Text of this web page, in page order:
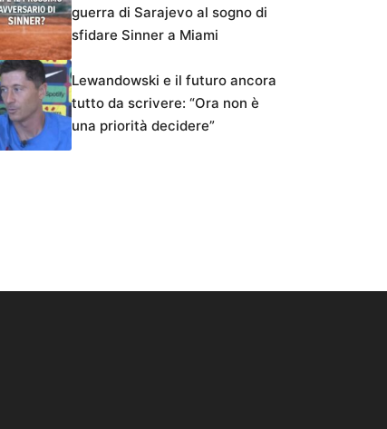
guerra di Sarajevo al sogno di
sfidare Sinner a Miami
Lewandowski e il futuro ancora
tutto da scrivere: “Ora non è
una priorità decidere”